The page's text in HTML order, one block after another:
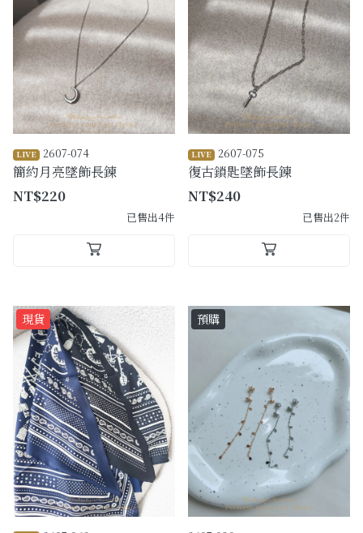
LIVE 2607-074
簡約月亮墜飾長鍊
NT$220
已售出4件
LIVE 2607-075
復古鎖匙墜飾長鍊
NT$240
已售出2件
現貨 預購